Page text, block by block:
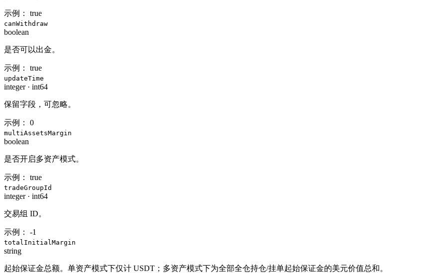
示例： true
canWithdraw
boolean
是否可以出金。
示例： true
updateTime
integer· int64
保留字段，可忽略。
示例： 0
multiAssetsMargin
boolean
是否开启多资产模式。
示例： true
tradeGroupId
integer· int64
交易组 ID。
示例： -1
totalInitialMargin
string
起始保证金总额。单资产模式下仅计 USDT；多资产模式下为全部全仓持仓/挂单起始保证金的美元价值总和。